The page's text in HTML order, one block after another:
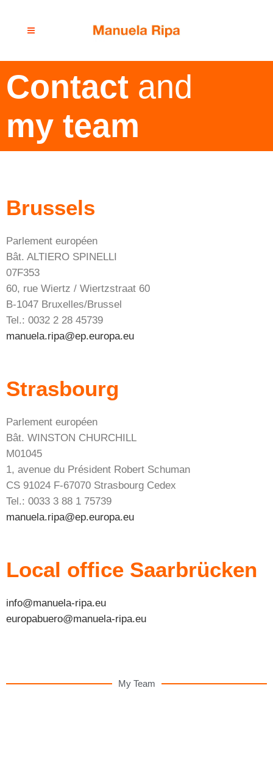
Contact and
my team
Brussels
Parlement européen
Bât. ALTIERO SPINELLI
07F353
60, rue Wiertz / Wiertzstraat 60
B-1047 Bruxelles/Brussel
Tel.: 0032 2 28 45739
manuela.ripa@ep.europa.eu
Strasbourg
Parlement européen
Bât. WINSTON CHURCHILL
M01045
1, avenue du Président Robert Schuman
CS 91024 F-67070 Strasbourg Cedex
Tel.: 0033 3 88 1 75739
manuela.ripa@ep.europa.eu
Local office Saarbrücken
info@manuela-ripa.eu
europabuero@manuela-ripa.eu
My Team